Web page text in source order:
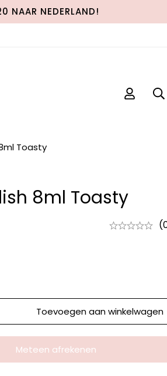
NAAR NEDERLAND!
Toasty
8ml Toasty
Toevoegen aan winkelwagen
Meteen afrekenen